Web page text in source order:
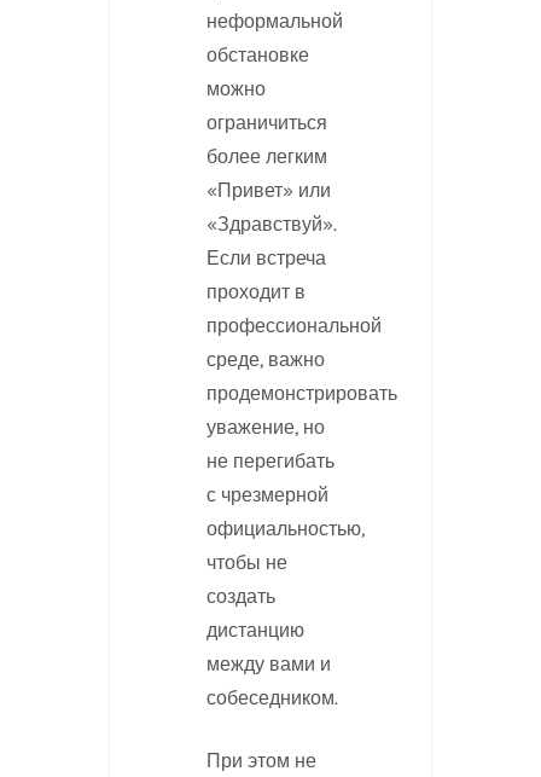
неформальной
обстановке
можно
ограничиться
более легким
«Привет» или
«Здравствуй».
Если встреча
проходит в
профессиональной
среде, важно
продемонстрировать
уважение, но
не перегибать
с чрезмерной
официальностью,
чтобы не
создать
дистанцию
между вами и
собеседником.
При этом не